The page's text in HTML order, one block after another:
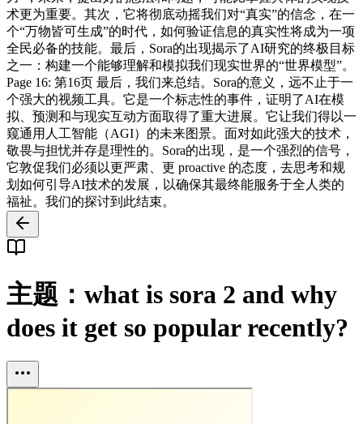
术更为重要。其次，它将彻底动摇我们对“真实”的信念，在一
个“万物皆可生成”的时代，如何验证信息的真实性将成为一项
全民必备的技能。最后，Sora的出现揭示了AI研究的终极目标
之一：构建一个能够理解和模拟我们现实世界的“世界模型”。
Page 16: 第16页 最后，我们来总结。Sora的意义，远不止于一
个强大的视频工具。它是一个标志性的事件，证明了AI在模
拟、预测和与现实互动方面取得了重大进展。它让我们得以一
窥通用人工智能（AGI）的未来图景。面对如此强大的技术，
敬畏与担忧并存是理性的。Sora的出现，是一个强烈的信号，
它敦促我们必须以更严肃、更 proactive 的态度，去思考和规
划如何引导AI技术的发展，以确保其最终能服务于全人类的
福祉。我们的探讨到此结束。
主题：what is sora 2 and why
does it get so popular recently?